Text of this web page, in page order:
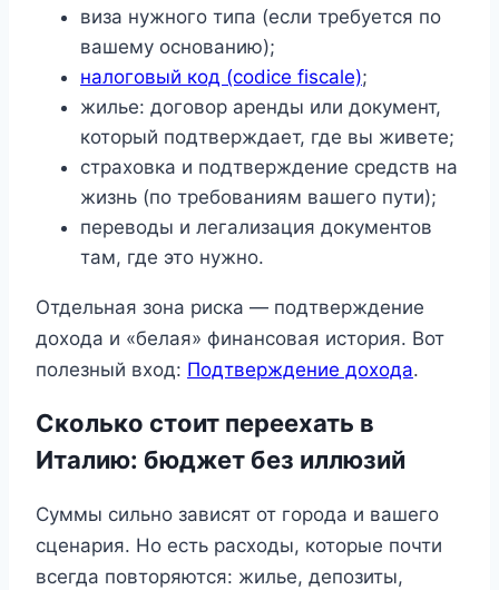
виза нужного типа (если требуется по
вашему основанию);
налоговый код (codice fiscale);
жилье: договор аренды или документ,
который подтверждает, где вы живете;
страховка и подтверждение средств на
жизнь (по требованиям вашего пути);
переводы и легализация документов
там, где это нужно.
Отдельная зона риска — подтверждение
дохода и «белая» финансовая история. Вот
полезный вход: Подтверждение дохода.
Сколько стоит переехать в
Италию: бюджет без иллюзий
Суммы сильно зависят от города и вашего
сценария. Но есть расходы, которые почти
всегда повторяются: жилье, депозиты,